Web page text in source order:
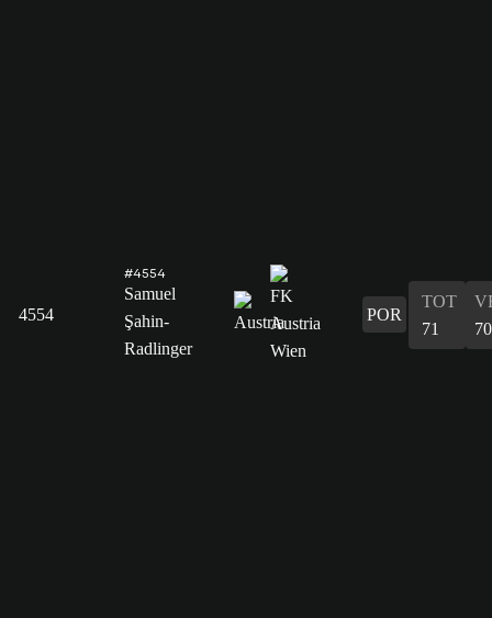
4554
#4554
Samuel
Şahin-
Radlinger
POR
TOT
71
70